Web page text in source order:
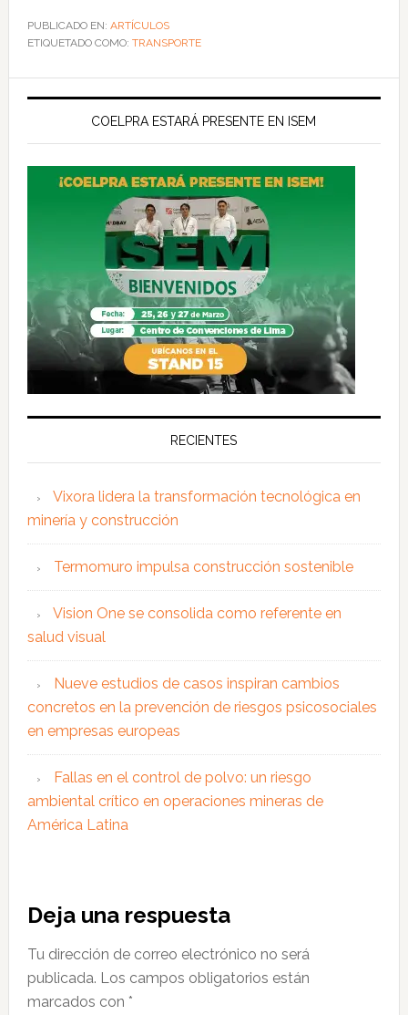
PUBLICADO EN: ARTÍCULOS
ETIQUETADO COMO: TRANSPORTE
COELPRA ESTARÁ PRESENTE EN ISEM
RECIENTES
Vixora lidera la transformación tecnológica en
minería y construcción
Termomuro impulsa construcción sostenible
Vision One se consolida como referente en
salud visual
Nueve estudios de casos inspiran cambios
concretos en la prevención de riesgos psicosociales
en empresas europeas
Fallas en el control de polvo: un riesgo
ambiental crítico en operaciones mineras de
América Latina
Interacciones
con
los
lectores
Deja una respuesta
Tu dirección de correo electrónico no será
publicada. Los campos obligatorios están
marcados con *